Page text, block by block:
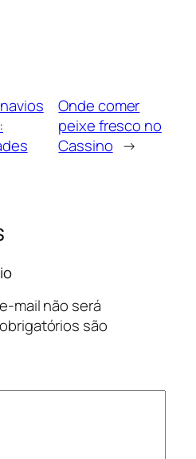
Onde comer
peixe fresco no
Cassino →
mail não será
são